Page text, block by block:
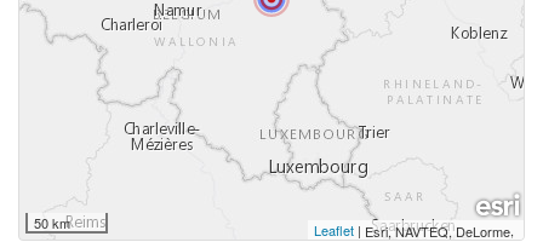
50 km Leaflet | Esri, NAVTEQ, DeLorme,